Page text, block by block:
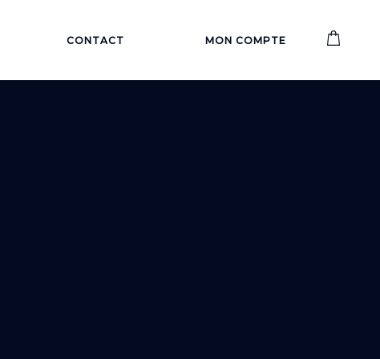
CONTACT MON COMPTE